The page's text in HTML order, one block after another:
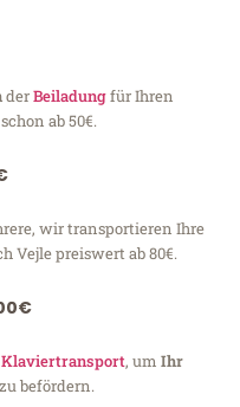
derBeiladungfür Ihren
ab 50€.
wir transportieren Ihre
Vejle preiswert ab 80€.
Klaviertransport, um Ihr
befördern.